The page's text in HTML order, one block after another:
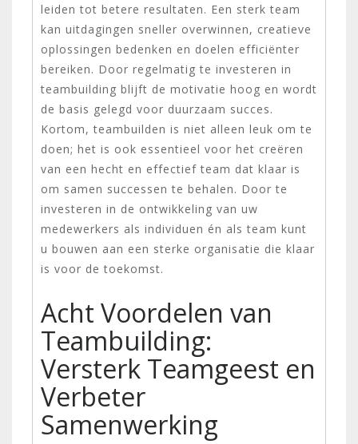
leiden tot betere resultaten. Een sterk team
kan uitdagingen sneller overwinnen, creatieve
oplossingen bedenken en doelen efficiënter
bereiken. Door regelmatig te investeren in
teambuilding blijft de motivatie hoog en wordt
de basis gelegd voor duurzaam succes.
Kortom, teambuilden is niet alleen leuk om te
doen; het is ook essentieel voor het creëren
van een hecht en effectief team dat klaar is
om samen successen te behalen. Door te
investeren in de ontwikkeling van uw
medewerkers als individuen én als team kunt
u bouwen aan een sterke organisatie die klaar
is voor de toekomst.
Acht Voordelen van
Teambuilding:
Versterk Teamgeest en
Verbeter
Samenwerking